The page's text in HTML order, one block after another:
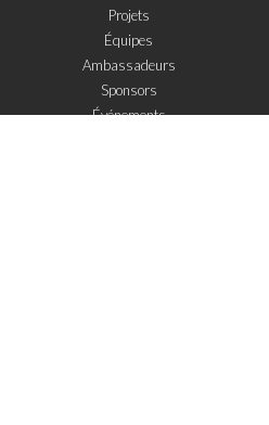
Projets
Équipes
Ambassadeurs
Sponsors
Événements